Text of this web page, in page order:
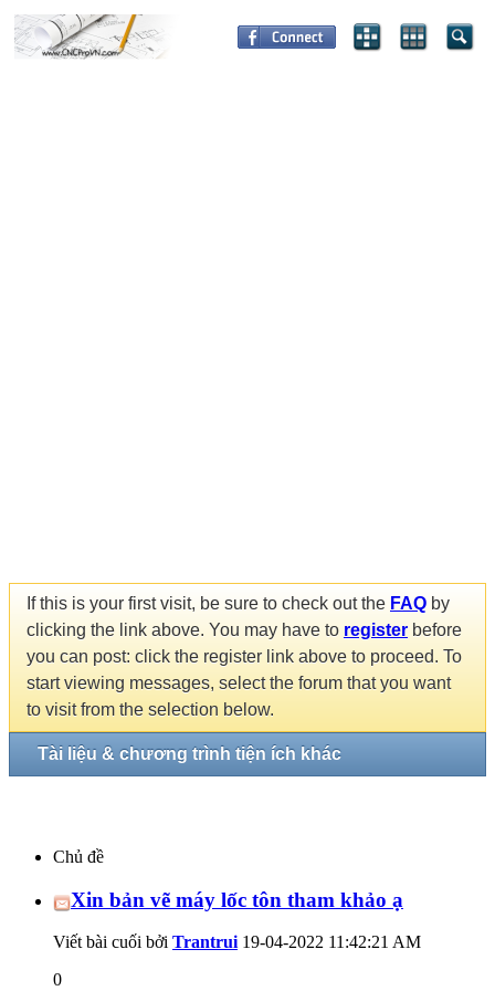
If this is your first visit, be sure to check out the FAQ by
clicking the link above. You may have to register before
you can post: click the register link above to proceed. To
start viewing messages, select the forum that you want
to visit from the selection below.
Tài liệu & chương trình tiện ích khác
Chủ đề
Xin bản vẽ máy lốc tôn tham khảo ạ
Viết bài cuối bởi Trantrui 19-04-2022 11:42:21 AM
0